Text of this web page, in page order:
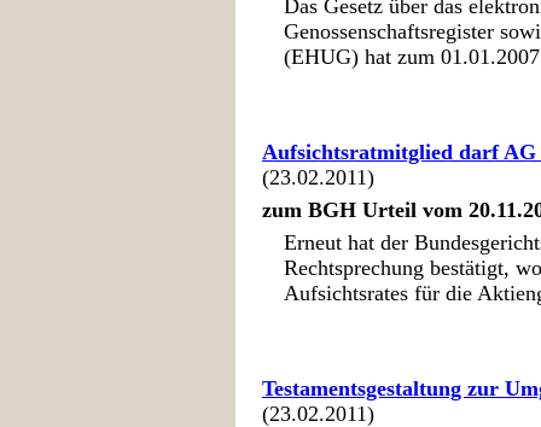
Das Gesetz über das
Genossenschaftsregister
(EHUG) hat zum
Aufsichtsratmitglied darf
(23.02.2011)
zum BGH Urteil vom
Erneut hat der
Rechtsprechung bestätigt,
Aufsichtsrates für die
Testamentsgestaltung zur
(23.02.2011)